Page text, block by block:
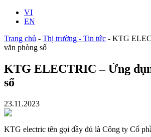
VI
EN
Trang chủ - Thị trường - Tin tức - KTG
văn phòng số
KTG ELECTRIC – Ứng
số
23.11.2023
KTG electric tên gọi đầy đủ là Công ty Cổ